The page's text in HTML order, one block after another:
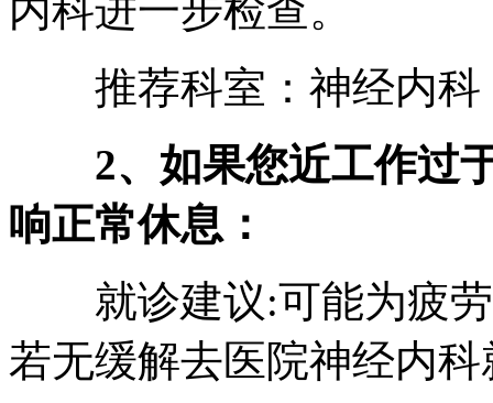
内科进一步检查。
推荐科室：神经内科
2、如果您近工作过
响正常休息：
就诊建议:可能为疲劳
若无缓解去医院神经内科